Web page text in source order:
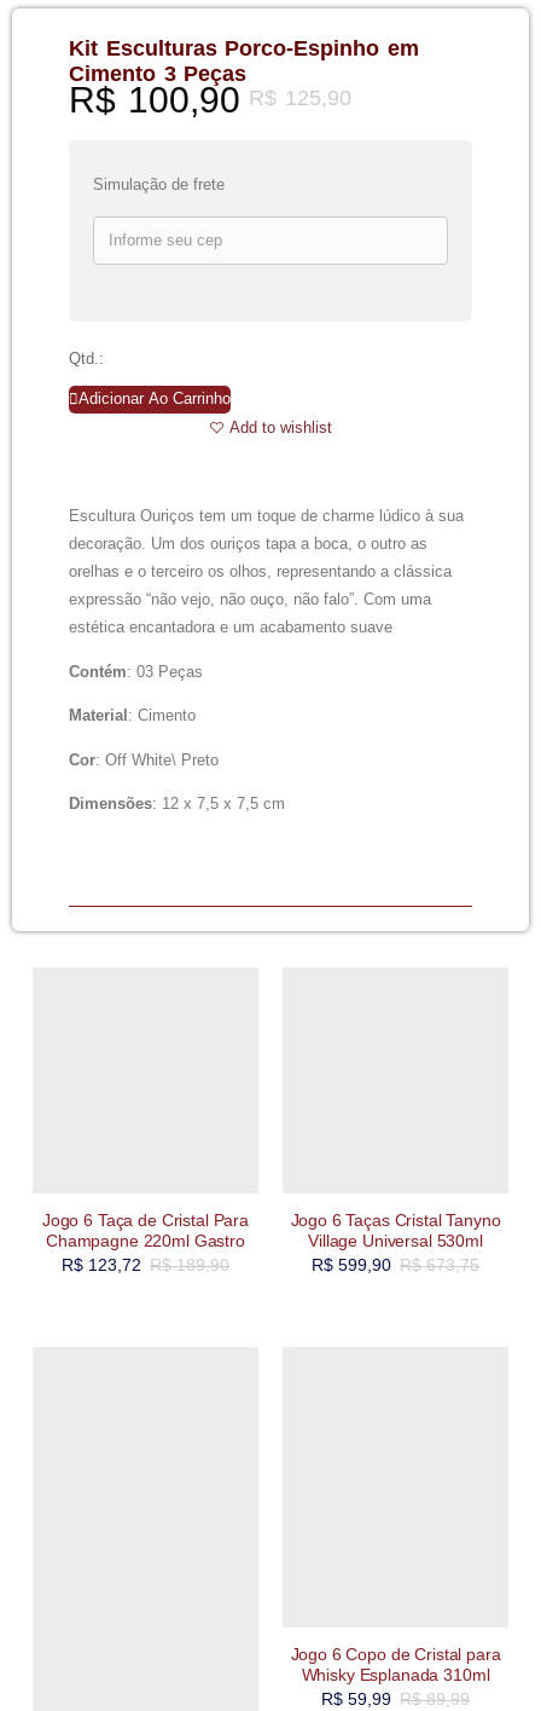
Kit Esculturas Porco-Espinho em
Cimento 3 Peças
R$125,90
R$100,90
Simulação de frete
Qtd.:
Adicionar Ao Carrinho
Add to wishlist
Escultura Ouriços tem um toque de charme lúdico à sua
decoração. Um dos ouriços tapa a boca, o outro as
orelhas e o terceiro os olhos, representando a clássica
expressão “não vejo, não ouço, não falo”. Com uma
estética encantadora e um acabamento suave
Contém: 03 Peças
Material : Cimento
Cor: Off White\ Preto
Dimensões: 12 x 7,5 x 7,5 cm
Jogo 6 Taça de Cristal Para
Champagne 220ml Gastro
R$189,90
R$123,72
Jogo 6 Taças Cristal Tanyno
Village Universal 530ml
R$673,75
R$599,90
Jogo 6 Copo de Cristal para
Whisky Esplanada 310ml
R$89,99
R$59,99